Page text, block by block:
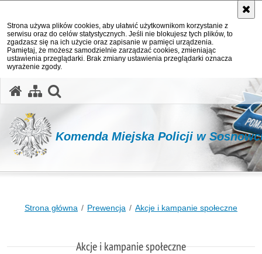
Strona używa plików cookies, aby ułatwić użytkownikom korzystanie z
serwisu oraz do celów statystycznych. Jeśli nie blokujesz tych plików, to
zgadzasz się na ich użycie oraz zapisanie w pamięci urządzenia.
Pamiętaj, że możesz samodzielnie zarządzać cookies, zmieniając
ustawienia przeglądarki. Brak zmiany ustawienia przeglądarki oznacza
wyrażenie zgody.
Komenda Miejska Policji w
Strona główna Prewencja Akcje i kampanie społeczne
Akcje i kampanie społeczne